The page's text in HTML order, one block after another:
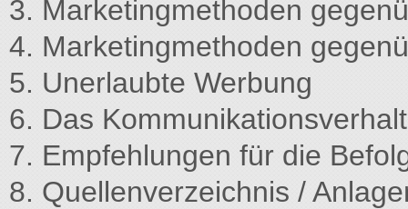
3. Marketingmethoden
4. Marketingmethoden
5. Unerlaubte Werbung
6. Das
7. Empfehlungen für die
8. Quellenverzeichnis /